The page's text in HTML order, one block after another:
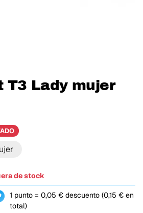
T3 Lady mujer
de stock
1 punto = 0,05 € descuento (0,15 € en
total)